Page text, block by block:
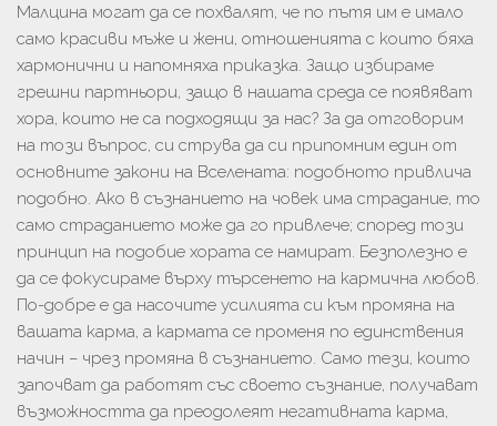
Малцина могат да се похвалят, че по пътя им е имало
само красиви мъже и жени, отношенията с които бяха
хармонични и напомняха приказка. Защо избираме
грешни партньори, защо в нашата среда се появяват
хора, които не са подходящи за нас? За да отговорим
на този въпрос, си струва да си припомним един от
основните закони на Вселената: подобното привлича
подобно. Ако в съзнанието на човек има страдание, то
само страданието може да го привлече; според този
принцип на подобие хората се намират. Безполезно е
да се фокусираме върху търсенето на кармична любов.
По-добре е да насочите усилията си към промяна на
вашата карма, а кармата се променя по единствения
начин – чрез промяна в съзнанието. Само тези, които
започват да работят със своето съзнание, получават
възможността да преодолеят негативната карма,